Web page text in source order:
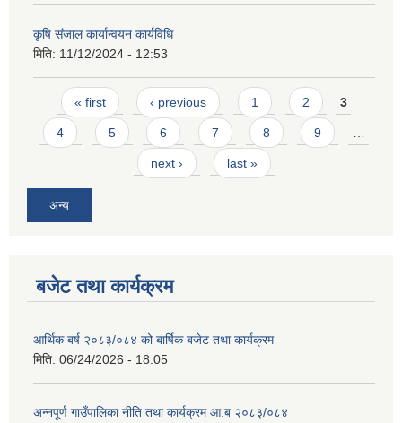
कृषि संजाल कार्यान्वयन कार्यविधि
मिति: 11/12/2024 - 12:53
Pages
« first ‹ previous 1 2 3
4 5 6 7 8 9 …
next › last »
अन्य
बजेट तथा कार्यक्रम
आर्थिक बर्ष २०८३/०८४ को बार्षिक बजेट तथा कार्यक्रम
मिति: 06/24/2026 - 18:05
अन्नपूर्ण गाउँपालिका नीति तथा कार्यक्रम आ.ब २०८३/०८४